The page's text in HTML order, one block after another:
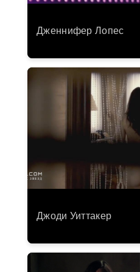
Дженнифер Лопес
Джоди Уиттакер